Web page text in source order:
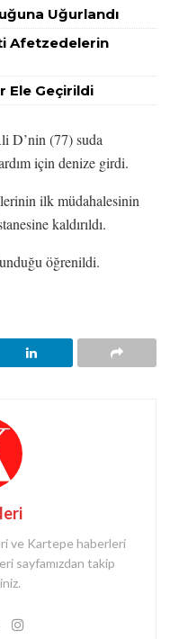
Uğurlandı
Afetzedelerin
Ele Geçirildi
D’nin (77) suda
için denize girdi.
ilk müdahalesinin
kaldırıldı.
öğrenildi.
ve Kartepe haberleri
sayfamızdan takip